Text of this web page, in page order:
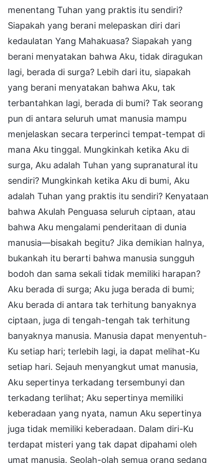
menentang Tuhan yang praktis itu sendiri?
Siapakah yang berani melepaskan diri dari
kedaulatan Yang Mahakuasa? Siapakah yang
berani menyatakan bahwa Aku, tidak diragukan
lagi, berada di surga? Lebih dari itu, siapakah
yang berani menyatakan bahwa Aku, tak
terbantahkan lagi, berada di bumi? Tak seorang
pun di antara seluruh umat manusia mampu
menjelaskan secara terperinci tempat-tempat di
mana Aku tinggal. Mungkinkah ketika Aku di
surga, Aku adalah Tuhan yang supranatural itu
sendiri? Mungkinkah ketika Aku di bumi, Aku
adalah Tuhan yang praktis itu sendiri? Kenyataan
bahwa Akulah Penguasa seluruh ciptaan, atau
bahwa Aku mengalami penderitaan di dunia
manusia—bisakah begitu? Jika demikian halnya,
bukankah itu berarti bahwa manusia sungguh
bodoh dan sama sekali tidak memiliki harapan?
Aku berada di surga; Aku juga berada di bumi;
Aku berada di antara tak terhitung banyaknya
ciptaan, juga di tengah-tengah tak terhitung
banyaknya manusia. Manusia dapat menyentuh-
Ku setiap hari; terlebih lagi, ia dapat melihat-Ku
setiap hari. Sejauh menyangkut umat manusia,
Aku sepertinya terkadang tersembunyi dan
terkadang terlihat; Aku sepertinya memiliki
keberadaan yang nyata, namun Aku sepertinya
juga tidak memiliki keberadaan. Dalam diri-Ku
terdapat misteri yang tak dapat dipahami oleh
umat manusia. Seolah-olah semua orang sedang